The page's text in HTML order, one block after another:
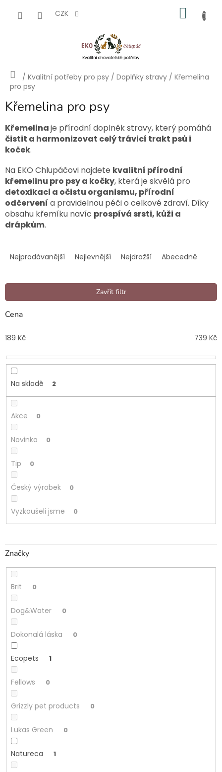
CZK
Domů
/ Kvalitní potřeby pro psy / Doplňky stravy / Křemelina
pro psy
Křemelina pro psy
Křemelinaje přírodní doplněk stravy, který pomáhá
čistit a harmonizovat celý trávicí trakt psů i
koček.
Na EKO Chlupáčovi najdete kvalitní přírodní
křemelinu pro psy a kočky, která je skvělá pro
detoxikaci a očistu organismu, přírodní
odčervení a pravidelnou péči o celkové zdraví. Díky
obsahu křemíku navíc prospívá srsti, kůži a
drápkům.
n
í
p
r
o
d
u
k
Nejprodávanější Nejlevnější Nejdražší Abecedně
Zavřít filtr
Cena
189 Kč 739 Kč
Na skladě 2
Akce 0
Novinka 0
Tip 0
Český výrobek 0
Vyzkoušeli jsme 0
Značky
Brit 0
Dog&Water 0
Dokonalá láska 0
Ecopets 1
Fellows 0
Grizzly pet products 0
Lukas Green 0
Natureca 1